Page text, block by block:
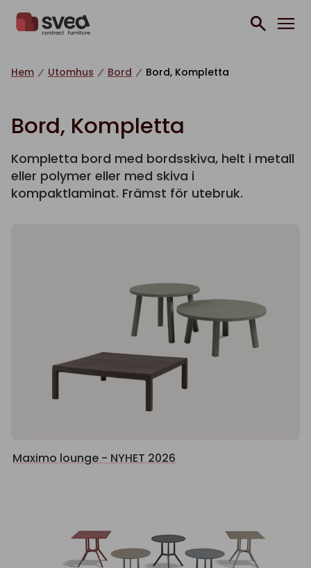
Hem Utomhus Bord Bord, Kompletta
Bord, Kompletta
Kompletta bord med bordsskiva, helt i metall
eller polymer eller med skiva i
kompaktlaminat. Främst för utebruk.
Maximo lounge - NYHET 2026